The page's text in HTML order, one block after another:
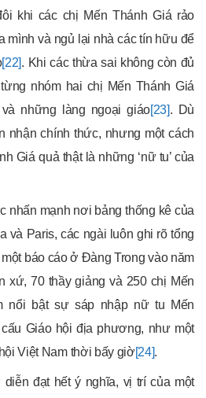
khi các chị Mến Thánh Giá rảo
mình và ngủ lại nhà các tín hữu để
[22]. Khi các thừa sai không còn đủ
nhóm hai chị Mến Thánh Giá
những làng ngoại giáo[23]. Dù
nhận chính thức, nhưng một cách
Giá quả thật là những ‘nữ tu’ của
nhấn mạnh nơi bảng thống kê của
và Paris, các ngài luôn ghi rõ tổng
báo cáo ở Đàng Trong vào năm
xứ, 70 thầy giảng và 250 chị Mến
nổi bật sự sáp nhập nữ tu Mến
Giáo hội địa phương, như một
Việt Nam thời bấy giờ[24].
đạt hết ý nghĩa, vị trí của một